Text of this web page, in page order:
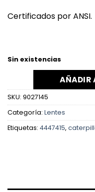
Certificados por ANSI.
Sin existencias
AÑADIR
SKU: 9027145
Categoría: Lentes
Etiquetas: 4447415,